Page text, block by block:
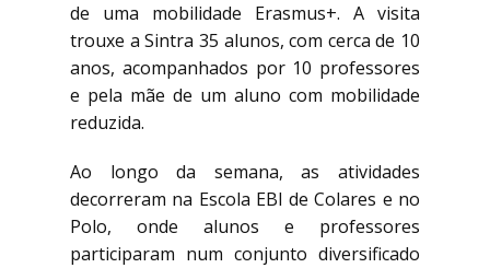
de uma mobilidade Erasmus+. A visita
trouxe a Sintra 35 alunos, com cerca de 10
anos, acompanhados por 10 professores
e pela mãe de um aluno com mobilidade
reduzida.
Ao longo da semana, as atividades
decorreram na Escola EBI de Colares e no
Polo, onde alunos e professores
participaram num conjunto diversificado